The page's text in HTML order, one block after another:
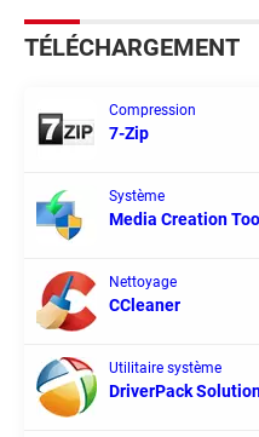
TÉLÉCHARGEMENT
Compression
7-Zip
Système
Media Creation
Nettoyage
CCleaner
Utilitaire système
DriverPack